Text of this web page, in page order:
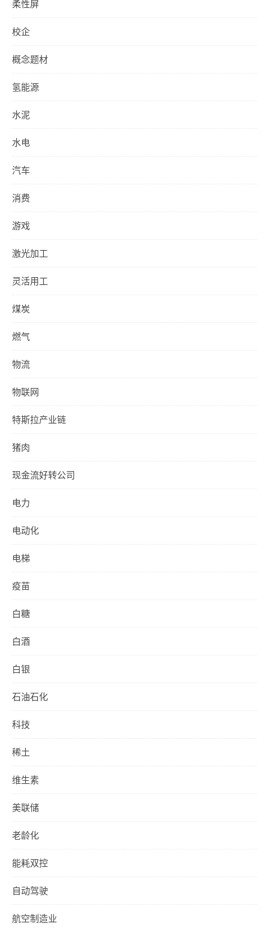
柔性屏
校企
概念题材
氢能源
水泥
水电
汽车
消费
游戏
激光加工
灵活用工
煤炭
燃气
物流
物联网
特斯拉产业链
猪肉
现金流好转公司
电力
电动化
电梯
疫苗
白糖
白酒
白银
石油石化
科技
稀土
维生素
美联储
老龄化
能耗双控
自动驾驶
航空制造业